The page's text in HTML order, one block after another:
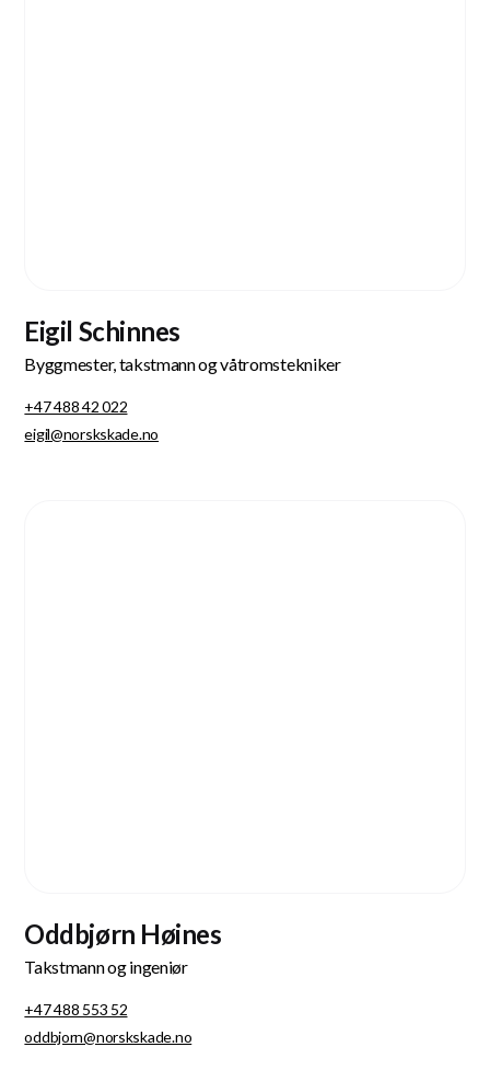
Eigil Schinnes
Byggmester, takstmann og våtromstekniker
+47 488 42 022
eigil@norskskade.no
Oddbjørn Høines
Takstmann og ingeniør
+47 488 553 52
oddbjorn@norskskade.no